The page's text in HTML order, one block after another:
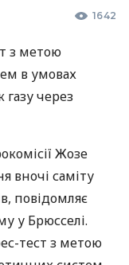
1642
з метою
в умовах
через
Жозе
вночі саміту
повідомляє
у Брюсселі.
тест з метою